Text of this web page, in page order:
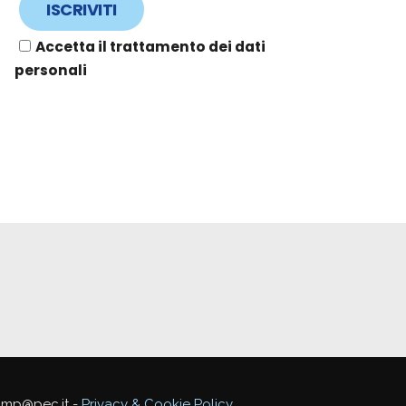
Accetta il trattamento dei dati
personali